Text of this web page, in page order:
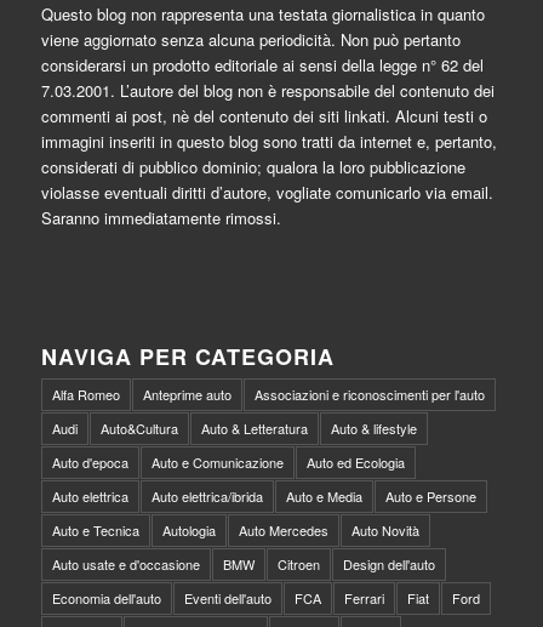
Questo blog non rappresenta una testata giornalistica in quanto
viene aggiornato senza alcuna periodicità. Non può pertanto
considerarsi un prodotto editoriale ai sensi della legge n° 62 del
7.03.2001. L’autore del blog non è responsabile del contenuto dei
commenti ai post, nè del contenuto dei siti linkati. Alcuni testi o
immagini inseriti in questo blog sono tratti da internet e, pertanto,
considerati di pubblico dominio; qualora la loro pubblicazione
violasse eventuali diritti d’autore, vogliate comunicarlo via email.
Saranno immediatamente rimossi.
NAVIGA PER CATEGORIA
Alfa Romeo Anteprime auto
Associazioni e riconoscimenti per l'auto
Audi
Auto&Cultura Auto & Letteratura
Auto & lifestyle
Auto d'epoca
Auto e Comunicazione
Auto ed Ecologia
Auto elettrica
Auto elettrica/ibrida Auto e Media
Auto e Persone
Auto e Tecnica
Autologia Auto Mercedes
Auto Novità
Auto usate e d'occasione
BMW Citroen
Design dell'auto
Economia dell'auto
Eventi dell'auto FCA Ferrari Fiat
Ford